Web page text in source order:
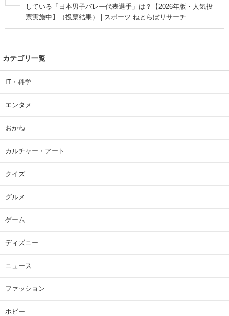
している「日本男子バレー代表選手」は？【2026年版・人気投
票実施中】（投票結果） | スポーツ ねとらぼリサーチ
カテゴリ一覧
IT・科学
エンタメ
おかね
カルチャー・アート
クイズ
グルメ
ゲーム
ディズニー
ニュース
ファッション
ホビー